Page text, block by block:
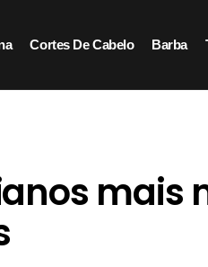
Cortes De Cabelo Barba
mais